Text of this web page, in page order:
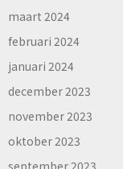
maart 2024
februari 2024
januari 2024
december 2023
november 2023
oktober 2023
september 2023